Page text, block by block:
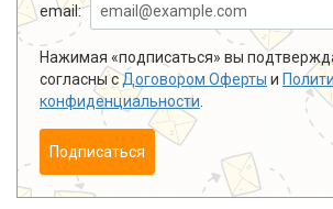
email:
Нажимая «подписаться» вы
согласны сДоговором Оферты и
конфиденциальности
Подписаться